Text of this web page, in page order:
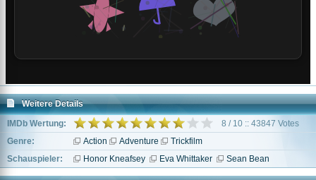
Weitere Details
IMDb Wertung:
8 / 10 :: 43847 Votes
Genre:
Action Adventure
Trickfilm
Schauspieler:
Honor Kneafsey Eva Whittaker Sean Bean